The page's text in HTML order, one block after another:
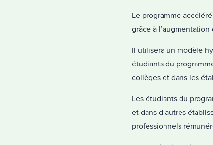
Le programme
grâce à l’augmentation
Il utilisera un modèle
étudiants du
collèges et dans les
Les étudiants du
et dans d’autres
professionnels